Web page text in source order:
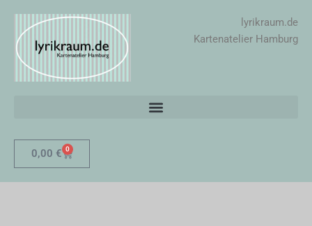
springen
lyrikraum.de
Kartenatelier Hamburg
0,00 € 0
Warenkorb